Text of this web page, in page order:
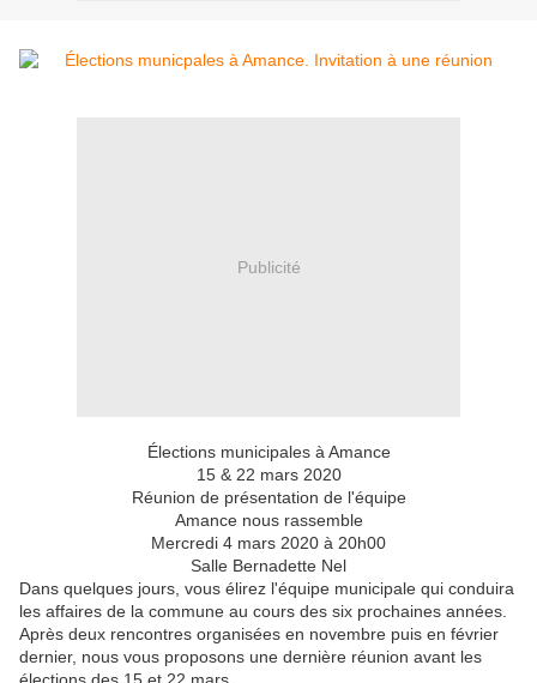
Publicité
Élections municipales à Amance
15 & 22 mars 2020
Réunion de présentation de l'équipe
Amance nous rassemble
Mercredi 4 mars 2020 à 20h00
Salle Bernadette Nel
Dans quelques jours, vous élirez l'équipe municipale qui conduira
les affaires de la commune au cours des six prochaines années.
Après deux rencontres organisées en novembre puis en février
dernier, nous vous proposons une dernière réunion avant les